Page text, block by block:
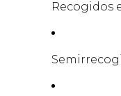
Recogidos